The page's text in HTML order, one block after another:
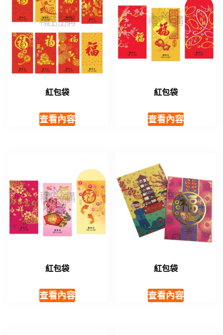
紅包袋
查看內容
紅包袋
查看內容
紅包袋
查看內容
紅包袋
查看內容